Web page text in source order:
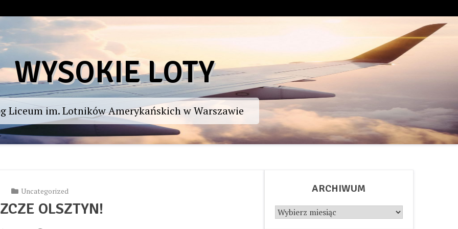
WYSOKIE LOTY
Liceum im. Lotników Amerykańskich w Warszawie
Uncategorized
OLSZTYN!
ARCHIWUM
Archiwum